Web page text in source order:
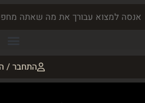
התחבר /